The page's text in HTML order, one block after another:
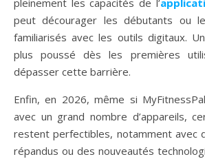
pleinement les capacités de l’
peut décourager les débutants ou
familiarisés avec les outils digitaux.
plus poussé dès les premières
dépasser cette barrière.
Enfin, en 2026, même si
avec un grand nombre d’appareils,
restent perfectibles, notamment avec
répandus ou des nouveautés